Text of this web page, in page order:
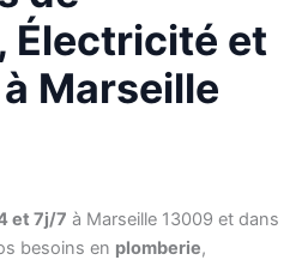
Électricité et
Marseille
et 7j/7 à Marseille 13009 et dans
besoins en plomberie,